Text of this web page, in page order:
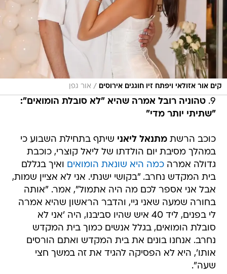
קים אור אזולאי ויפתח זיו חוגגים אירוסים / אור גפן
9. טהוניה רובל אמרה שהיא "לא סובלת הומואים":
"שתיתי יותר מדי"
כוכב הרשתמתנאל ליאני שיתף בתחילת השבוע כי
במהלך מסיבת יום הולדתו של ליאל קוצרי, כוכבת
גדולה אמרהכמה היא שונאת הומואים ואיך בגללם
בית המקדש נחרב. "בקושי ישנתי. אני לא אציין שמות,
אבל אני אספר לכם מה היה אתמול", אמר. "אותה
בחורה שמעה שאני גיי, והדבר הראשון שהיא אמרה
לי בפנים, ליד 40 איש שהיו סביבנו, היה 'אני לא
סובלת הומואים, בגלל אנשים כמוך בית המקדש
נחרב. אנחנו בונים את בית המקדש ואתם הורסים
אותו', היא לא הפסיקה להגיד את זה במשך חצי
שעה".